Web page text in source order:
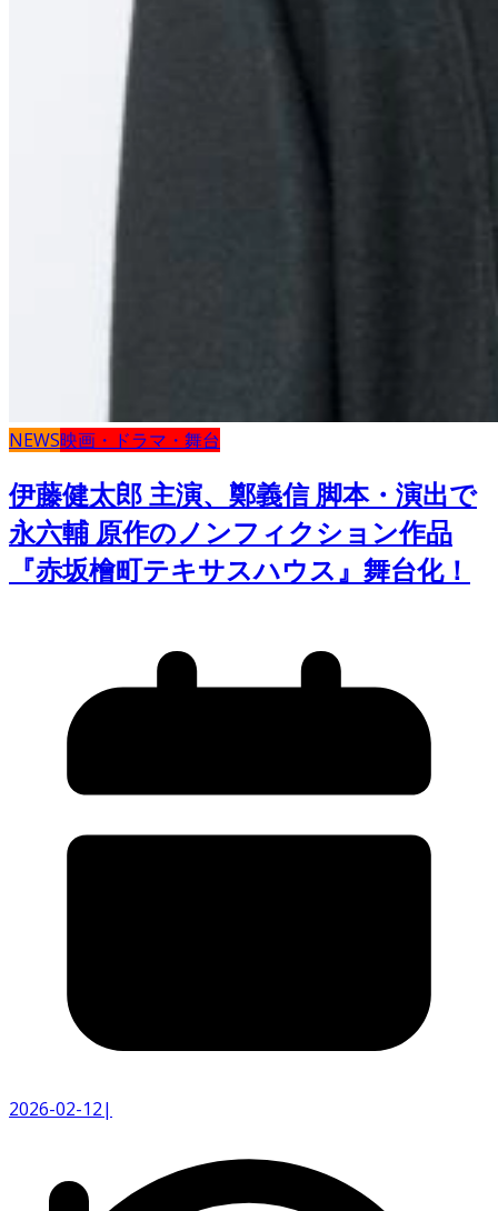
NEWS映画・ドラマ・舞台
伊藤健太郎 主演、鄭義信 脚本・演出で
永六輔 原作のノンフィクション作品
『赤坂檜町テキサスハウス』舞台化！
2026-02-12|